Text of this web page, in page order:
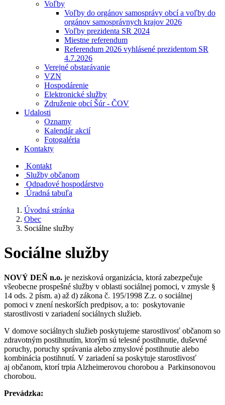
Voľby
Voľby do orgánov samosprávy obcí a voľby do
orgánov samosprávnych krajov 2026
Voľby prezidenta SR 2024
Miestne referendum
Referendum 2026 vyhlásené prezidentom SR
4.7.2026
Verejné obstarávanie
VZN
Hospodárenie
Elektronické služby
Združenie obcí Šúr - ČOV
Udalosti
Oznamy
Kalendár akcií
Fotogaléria
Kontakty
Kontakt
Služby občanom
Odpadové hospodárstvo
Úradná tabuľa
Úvodná stránka
Obec
Sociálne služby
Sociálne služby
NOVÝ DEŇ n.o. je nezisková organizácia, ktorá zabezpečuje
všeobecne prospešné služby v oblasti sociálnej pomoci, v zmysle §
14 ods. 2 písm. a) až d) zákona č. 195/1998 Z.z. o sociálnej
pomoci v znení neskorších predpisov, a to: poskytovanie
starostlivosti v zariadení sociálnych služieb.
V domove sociálnych služieb poskytujeme starostlivosť občanom so
zdravotným postihnutím, ktorým sú telesné postihnutie, duševné
poruchy, poruchy správania alebo zmyslové postihnutie alebo
kombinácia postihnutí. V zariadení sa poskytuje starostlivosť
aj občanom, ktorí trpia Alzheimerovou chorobou a Parkinsonovou
chorobou.
Prevádzka: